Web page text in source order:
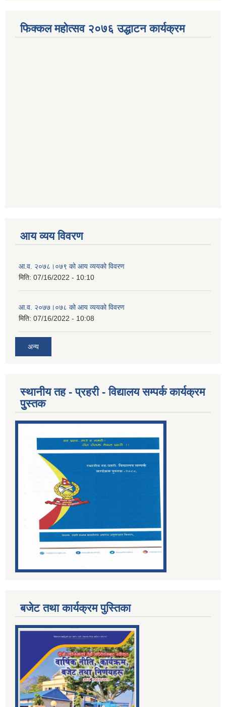
फिक्कल महोत्सव २०७६ उद्धाटन कार्यक्रम
आय व्यय विवरण
आ.व. २०७८।०७९ को आय व्ययको विवरण
मिति: 07/16/2022 - 10:10
आ.व. २०७७।०७८ को आय व्ययको विवरण
मिति: 07/16/2022 - 10:08
अन्य
स्थानीय तह - प्रहरी - विद्यालय सम्पर्क कार्यक्रम
पुुस्तक
बजेट तथा कार्यक्रम पुस्तिका